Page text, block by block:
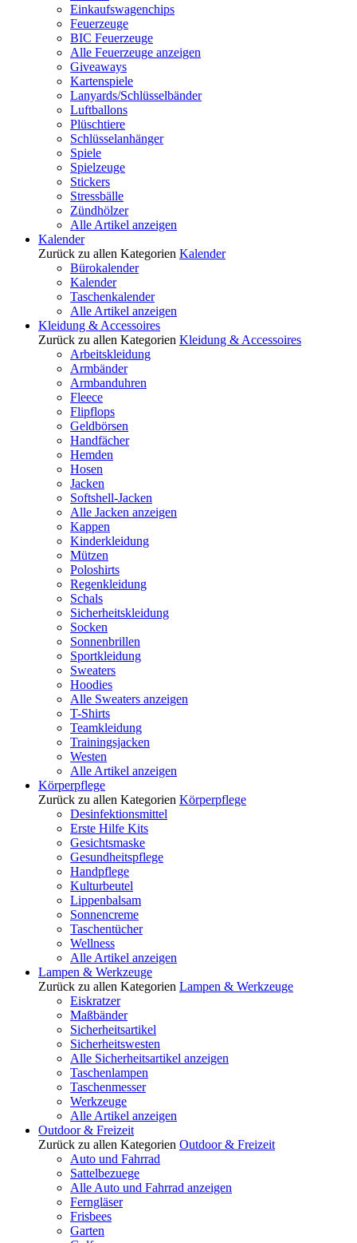
Einkaufswagenchips
Feuerzeuge
BIC Feuerzeuge
Alle Feuerzeuge anzeigen
Giveaways
Kartenspiele
Lanyards/Schlüsselbänder
Luftballons
Plüschtiere
Schlüsselanhänger
Spiele
Spielzeuge
Stickers
Stressbälle
Zündhölzer
Alle Artikel anzeigen
Kalender
Zurück zu allen Kategorien Kalender
Bürokalender
Kalender
Taschenkalender
Alle Artikel anzeigen
Kleidung & Accessoires
Zurück zu allen Kategorien Kleidung & Accessoires
Arbeitskleidung
Armbänder
Armbanduhren
Fleece
Flipflops
Geldbörsen
Handfächer
Hemden
Hosen
Jacken
Softshell-Jacken
Alle Jacken anzeigen
Kappen
Kinderkleidung
Mützen
Poloshirts
Regenkleidung
Schals
Sicherheitskleidung
Socken
Sonnenbrillen
Sportkleidung
Sweaters
Hoodies
Alle Sweaters anzeigen
T-Shirts
Teamkleidung
Trainingsjacken
Westen
Alle Artikel anzeigen
Körperpflege
Zurück zu allen Kategorien Körperpflege
Desinfektionsmittel
Erste Hilfe Kits
Gesichtsmaske
Gesundheitspflege
Handpflege
Kulturbeutel
Lippenbalsam
Sonnencreme
Taschentücher
Wellness
Alle Artikel anzeigen
Lampen & Werkzeuge
Zurück zu allen Kategorien Lampen & Werkzeuge
Eiskratzer
Maßbänder
Sicherheitsartikel
Sicherheitswesten
Alle Sicherheitsartikel anzeigen
Taschenlampen
Taschenmesser
Werkzeuge
Alle Artikel anzeigen
Outdoor & Freizeit
Zurück zu allen Kategorien Outdoor & Freizeit
Auto und Fahrrad
Sattelbezuege
Alle Auto und Fahrrad anzeigen
Ferngläser
Frisbees
Garten